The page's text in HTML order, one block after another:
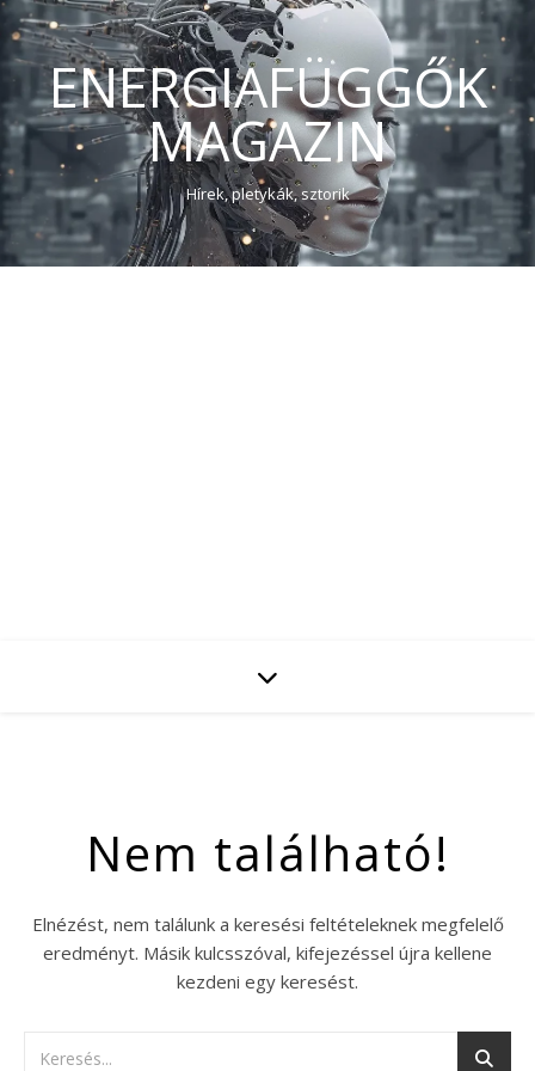
ENERGIAFÜGGŐK
MAGAZIN
Hírek, pletykák, sztorik
Nem található!
Elnézést, nem találunk a keresési feltételeknek megfelelő
eredményt. Másik kulcsszóval, kifejezéssel újra kellene
kezdeni egy keresést.